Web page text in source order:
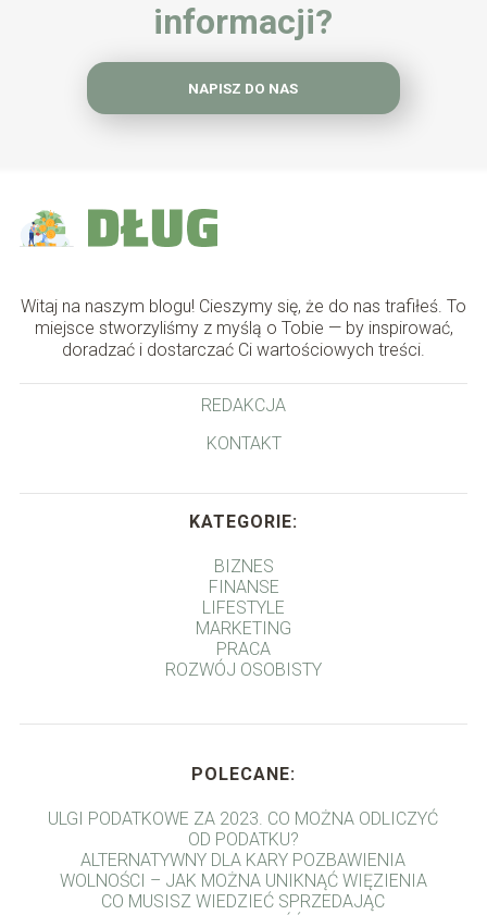
informacji?
NAPISZ DO NAS
Witaj na naszym blogu! Cieszymy się, że do nas trafiłeś. To
miejsce stworzyliśmy z myślą o Tobie — by inspirować,
doradzać i dostarczać Ci wartościowych treści.
REDAKCJA
KONTAKT
KATEGORIE:
BIZNES
FINANSE
LIFESTYLE
MARKETING
PRACA
ROZWÓJ OSOBISTY
POLECANE:
ULGI PODATKOWE ZA 2023. CO MOŻNA ODLICZYĆ
OD PODATKU?
ALTERNATYWNY DLA KARY POZBAWIENIA
WOLNOŚCI – JAK MOŻNA UNIKNĄĆ WIĘZIENIA
CO MUSISZ WIEDZIEĆ SPRZEDAJĄC